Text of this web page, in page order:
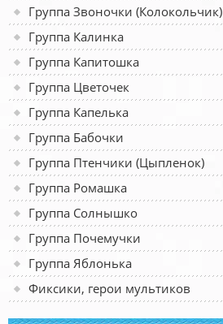
Группа Звоночки (Колокольчик)
Группа Калинка
Группа Капитошка
Группа Цветочек
Группа Капелька
Группа Бабочки
Группа Птенчики (Цыпленок)
Группа Ромашка
Группа Солнышко
Группа Почемучки
Группа Яблонька
Фиксики, герои мультиков